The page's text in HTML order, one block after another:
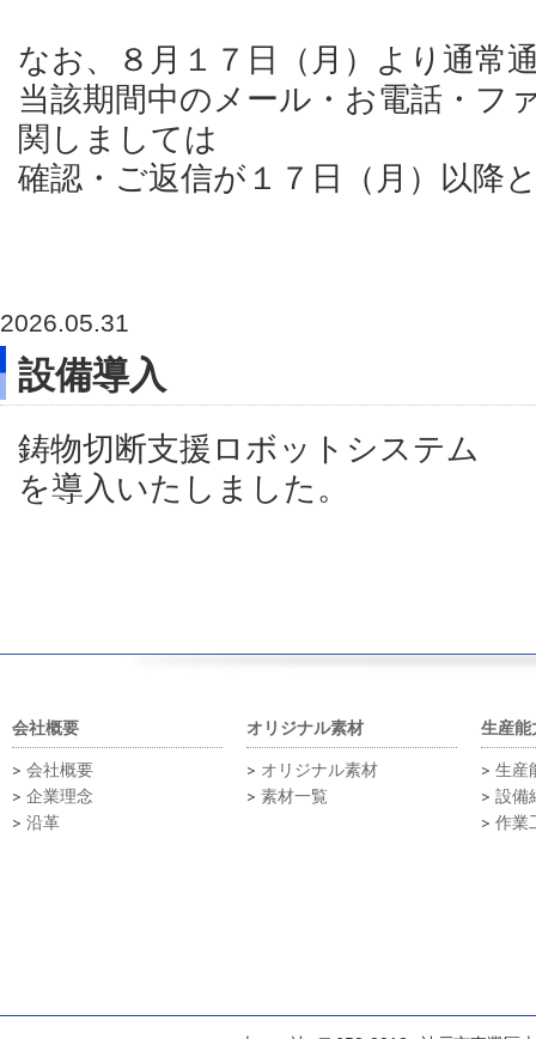
なお、８月１７日（月）より通常
当該期間中のメール・お電話・フ
関しましては
確認・ご返信が１７日（月）以降
2026.05.31
設備導入
鋳物切断支援ロボットシステム
を導入いたしました。
会社概要
会社概要
企業理念
沿革
オリジナル素材
オリジナル素材
素材一覧
生産能
生産
設備
作業